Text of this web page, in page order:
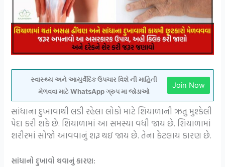
સ્વાસ્થ્ય અને આયુર્વેદિક ઉપચાર વિશે ની માહિતી
મેળવવા માટે WhatsApp ગ્રુપ મા જોડાઓ
Join Now
સાંધાના દુખાવાથી લડી રહેલા લોકો માટે શિયાળાની ઋતુ મુશ્કેલી
પેદા કરી શકે છે. શિયાળામાં આ સમસ્યા વધી જાય છે. શિયાળામાં
શરીરમાં સોજો આવવાનું શરૂ થઇ જાય છે. તેના કેટલાય કારણ છે.
સાંધાનો દુખાવો થવાનું કારણ: